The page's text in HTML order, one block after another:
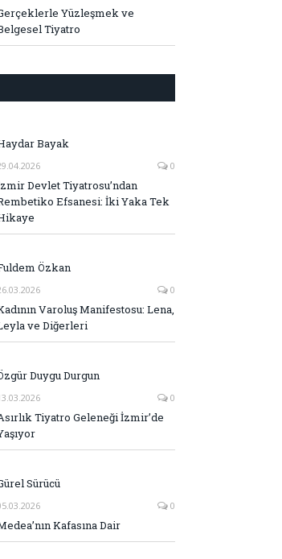
Yüzleşmek ve
Tiyatro
Bayak
0
Devlet Tiyatrosu’ndan
Efsanesi: İki Yaka Tek
Özkan
0
Varoluş Manifestosu: Lena,
ve Diğerleri
Duygu Durgun
0
Tiyatro Geleneği İzmir’de
Sürücü
0
Kafasına Dair